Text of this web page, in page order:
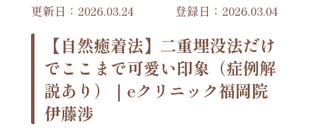
更新日：2026.03.24 登録日：2026.03.04
【自然癒着法】二重埋没法だけ
でここまで可愛い印象（症例解
説あり）｜eクリニック福岡院
伊藤渉